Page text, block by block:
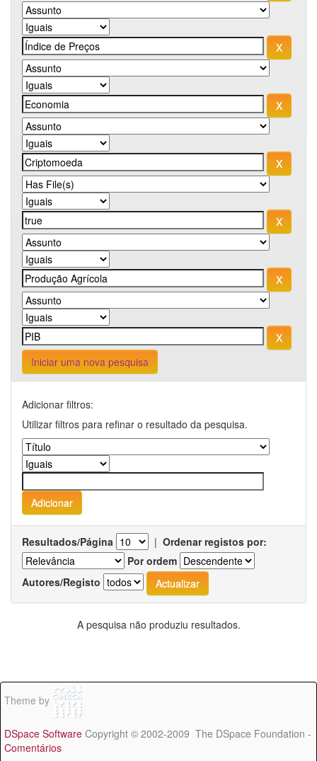
Iniciar uma nova pesquisa
Adicionar filtros:
Utilizar filtros para refinar o resultado da pesquisa.
Resultados/Página | Ordenar registos por:
Por ordem
Autores/Registo
A pesquisa não produziu resultados.
Theme by
DSpace Software Copyright © 2002-2009 The DSpace Foundation -
Comentários